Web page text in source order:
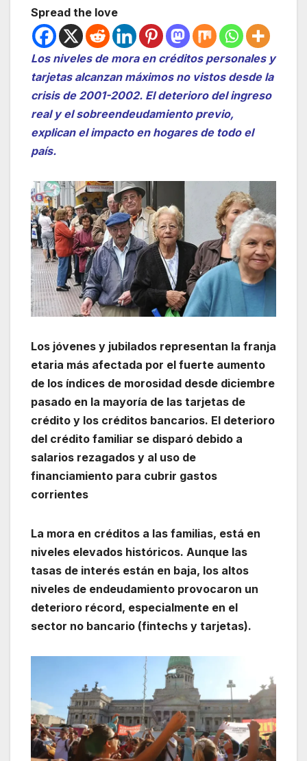
Spread the love
Los niveles de mora en créditos personales y
tarjetas alcanzan máximos no vistos desde la
crisis de 2001-2002. El deterioro del ingreso
real y el sobreendeudamiento previo,
explican el impacto en hogares de todo el
país.
Los jóvenes y jubilados representan la franja
etaria más afectada por el fuerte aumento
de los índices de morosidad desde diciembre
pasado en la mayoría de las tarjetas de
crédito y los créditos bancarios. El deterioro
del crédito familiar se disparó debido a
salarios rezagados y al uso de
financiamiento para cubrir gastos
corrientes
La mora en créditos a las familias, está en
niveles elevados históricos. Aunque las
tasas de interés están en baja, los altos
niveles de endeudamiento provocaron un
deterioro récord, especialmente en el
sector no bancario (fintechs y tarjetas).